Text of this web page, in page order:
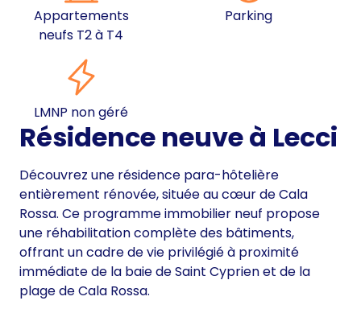
Appartements
neufs T2 à T4
Parking
LMNP non géré
Résidence neuve à Lecci
Découvrez une résidence para-hôtelière
entièrement rénovée, située au cœur de Cala
Rossa. Ce programme immobilier neuf propose
une réhabilitation complète des bâtiments,
offrant un cadre de vie privilégié à proximité
immédiate de la baie de Saint Cyprien et de la
plage de Cala Rossa.